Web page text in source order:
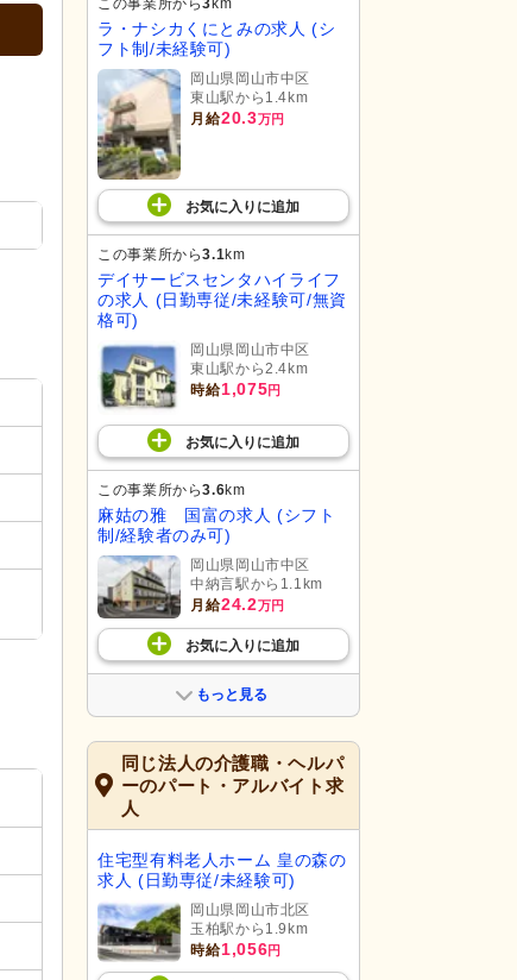
ラ・ナシカくにとみの求人 (シ
フト制/未経験可)
岡山県岡山市中区
東山駅から1.4km
月給20.3万円
お気に入り に追加
この事業所から3.1km
デイサービスセンタハイライフ
の求人 (日勤専従/未経験可/無資
格可)
岡山県岡山市中区
東山駅から2.4km
時給1,075円
お気に入り に追加
この事業所から3.6km
麻姑の雅 国富の求人 (シフト
制/経験者のみ可)
岡山県岡山市中区
中納言駅から1.1km
月給24.2万円
お気に入り に追加
もっと見る
同じ法人の介護職・ヘルパ
ーのパート・アルバイト求
人
住宅型有料老人ホーム 皇の森の
求人 (日勤専従/未経験可)
岡山県岡山市北区
玉柏駅から1.9km
時給1,056円